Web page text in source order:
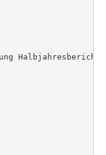
Halbjahresbericht